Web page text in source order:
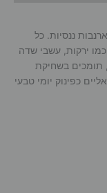
ננסיות. כל
ירקות, עשבי שדה
תומכים בשחיקת
כפינוק יומי טבעי